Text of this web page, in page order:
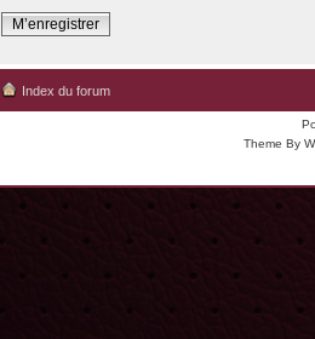
M’enregistrer
Index du forum
Theme By